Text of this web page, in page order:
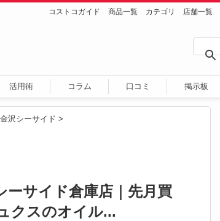
コストコガイド 商品一覧 カテゴリ 店舗一覧
活用術 コラム 口コミ 掲示板
金沢シーサイド >
サイド倉庫店｜先月買
クスのオイル...